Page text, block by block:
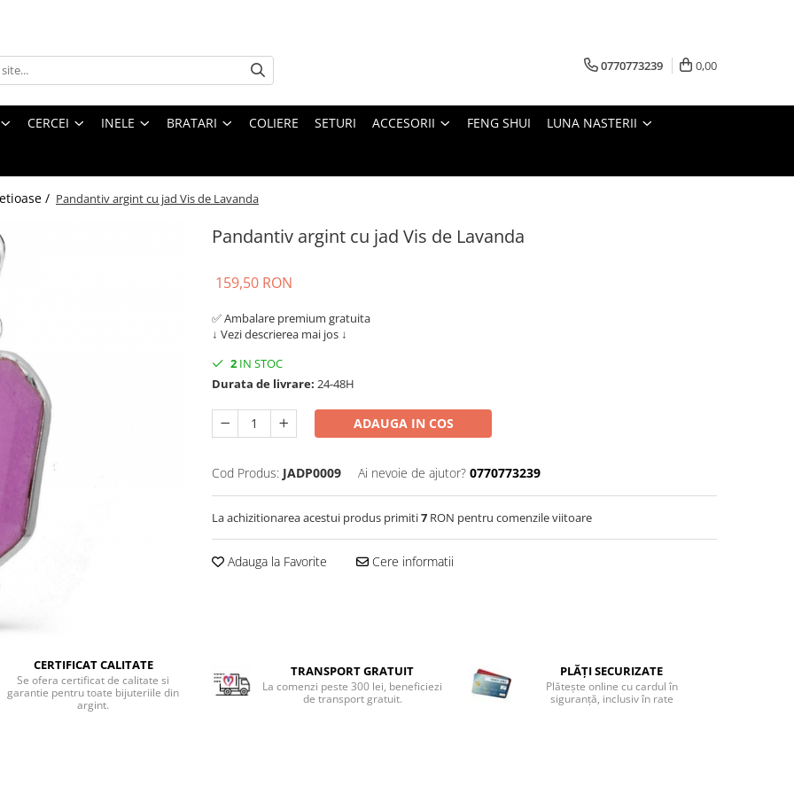
0770773239 0,00
CERCEI INELE BRATARI COLIERE SETURI ACCESORII FENG SHUI LUNA NASTERII
/ Pandantiv argint cu jad Vis de Lavanda
Pandantiv argint cu jad Vis de Lavanda
159,50 RON
✅ Ambalare premium gratuita
↓ Vezi descrierea mai jos ↓
2 IN STOC
Durata de livrare: 24-48H
ADAUGA IN COS
Cod Produs: JADP0009 Ai nevoie de ajutor? 0770773239
La achizitionarea acestui produs primiti7 RON pentru comenzile viitoare
Adauga la Favorite Cere informatii
CERTIFICAT CALITATE
Se ofera certificat de calitate si
garantie pentru toate bijuteriile din
argint.
TRANSPORT GRATUIT
La comenzi peste 300 lei, beneficiezi
de transport gratuit.
PLĂȚI SECURIZATE
Plătește online cu cardul în
siguranță, inclusiv în rate